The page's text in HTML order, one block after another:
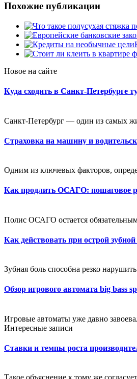
Похожие публикации
Новое на сайте
Куда сходить в Санкт-Петербурге
Санкт-Петербург — один из самых
Страховка на машину и
Одним из ключевых факторов,
Как продлить ОСАГО: пошаговое
Полис ОСАГО остается
Как действовать при острой
Зубная боль способна резко
Обзор игрового автомата big bass
Игровые автоматы уже давно
Интересные записи
Ставки и темпы роста